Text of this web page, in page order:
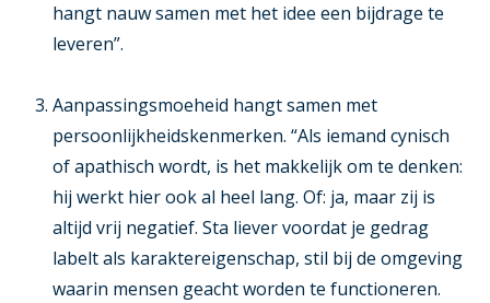
hangt nauw samen met het idee een bijdrage te
leveren”.
Aanpassingsmoeheid hangt samen met
persoonlijkheidskenmerken. “Als iemand cynisch
of apathisch wordt, is het makkelijk om te denken:
hij werkt hier ook al heel lang. Of: ja, maar zij is
altijd vrij negatief. Sta liever voordat je gedrag
labelt als karaktereigenschap, stil bij de omgeving
waarin mensen geacht worden te functioneren.